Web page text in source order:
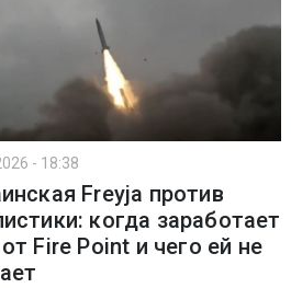
- 18:38
Freyja против
когда заработает
Fire Point и чего ей не